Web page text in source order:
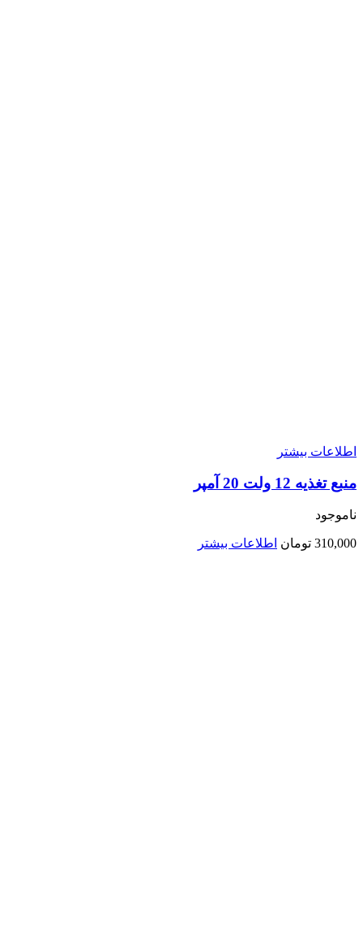
اطلاعات بیشتر
منبع تغذیه 12 ولت 20 آمپر
ناموجود
310,000 تومان اطلاعات بیشتر